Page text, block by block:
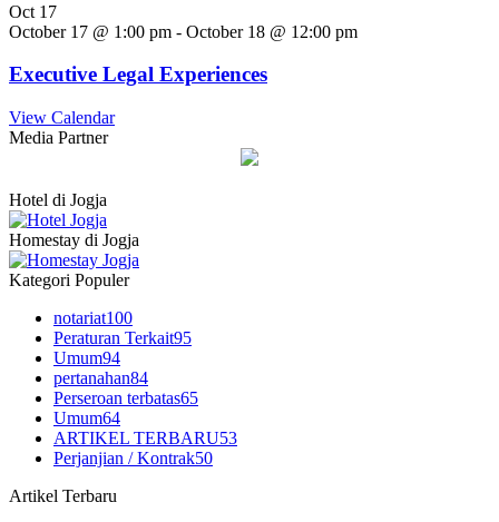
Oct 17
October 17 @ 1:00 pm - October 18 @ 12:00 pm
Executive Legal Experiences
View Calendar
Media Partner
Hotel di Jogja
Homestay di Jogja
Kategori Populer
notariat100
Peraturan Terkait95
Umum94
pertanahan84
Perseroan terbatas65
Umum64
ARTIKEL TERBARU53
Perjanjian / Kontrak50
Artikel Terbaru